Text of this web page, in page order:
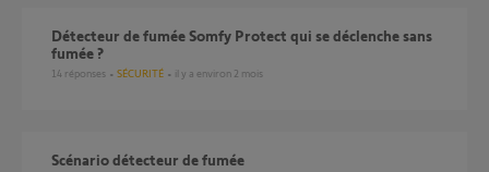
Détecteur de fumée Somfy Protect qui se déclenche sans
fumée ?
14 réponses SÉCURITÉ il y a environ 2 mois
scénario détecteur de fumée